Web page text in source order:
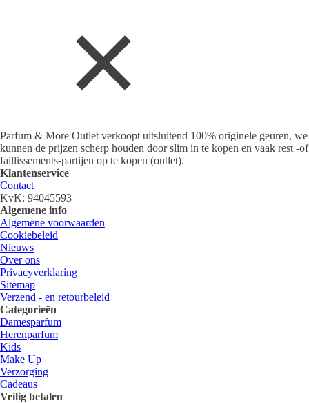
Parfum & More Outlet verkoopt uitsluitend 100% originele geuren, we
kunnen de prijzen scherp houden door slim in te kopen en vaak rest -of
faillissements-partijen op te kopen (outlet).
Klantenservice
Contact
KvK: 94045593
Algemene info
Algemene voorwaarden
Cookiebeleid
Nieuws
Over ons
Privacyverklaring
Sitemap
Verzend - en retourbeleid
Categorieën
Damesparfum
Herenparfum
Kids
Make Up
Verzorging
Cadeaus
Veilig betalen